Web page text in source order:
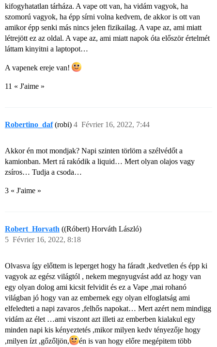
kifogyhatatlan tárháza. A vape ott van, ha vidám vagyok, ha
szomorú vagyok, ha épp sírni volna kedvem, de akkor is ott van
amikor épp senki más nincs jelen fizikailag. A vape az, ami miatt
létrejött ez az oldal. A vape az, ami miatt napok óta először értelmét
láttam kinyitni a laptopot…
A vapenek ereje van!
11 « J'aime »
Robertino_daf (robi) Février 16, 2022, 7:44
4
Akkor én mot mondjak? Napi szinten törlöm a szélvédőt a
kamionban. Mert rá rakódik a liquid… Mert olyan olajos vagy
zsíros… Tudja a csoda…
3 « J'aime »
Robert_Horvath ((Róbert) Horváth László)
Février 16, 2022, 8:18
5
Olvasva így előttem is leperget hogy ha fáradt ,kedvetlen és épp ki
vagyok az egész világtól , nekem megnyugvást add az hogy van
egy olyan dolog ami kicsit felvidit és ez a Vape ,mai rohanó
világban jó hogy van az embernek egy olyan elfoglatság ami
elfeledteti a napi zavaros ,felhős napokat… Mert azért nem mindigg
vidám az élet …ami viszont azt illeti az emberben kialakul egy
minden napi kis kényeztetés ,mikor milyen kedv tényezője hogy
,milyen ízt ,gőzőljön,
én is van hogy előre megépitem több